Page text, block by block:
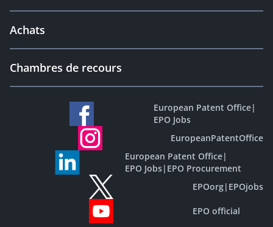
Achats
Chambres de recours
European Patent Office|
EPO Jobs
EuropeanPatentOffice
European Patent Office|
EPO Jobs| EPO Procurement
EPOorg| EPOjobs
EPO official